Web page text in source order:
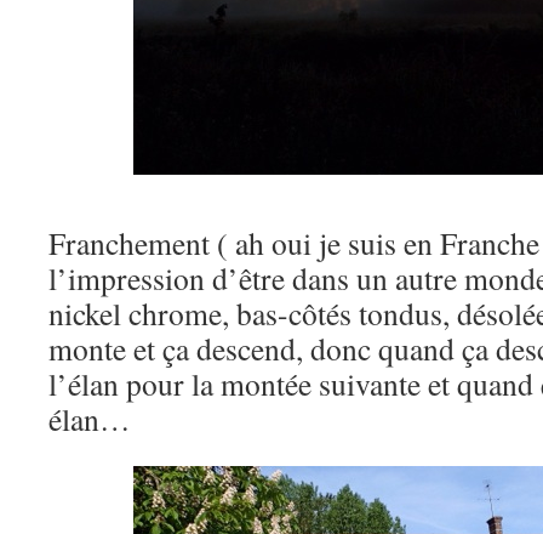
Franchement ( ah oui je suis en
l’impression d’être dans un autre
nickel chrome, bas-côtés tondus,
monte et ça descend, donc quand ça
l’élan pour la montée suivante et
élan…